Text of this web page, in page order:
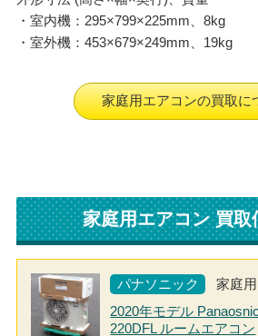
・室内機：295×799×225mm、8kg
・室外機：453×679×249mm、19kg
家庭用エアコンの買取に
家庭用エアコン 買取
パナソニック
家庭
2020年モデル
220DFL ルームエアコン